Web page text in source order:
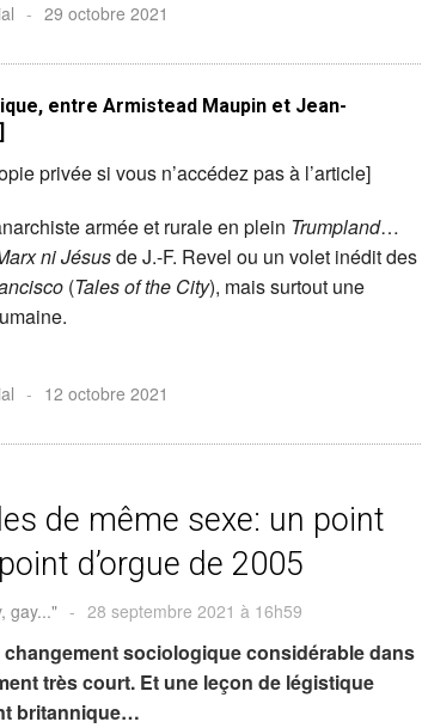
- 29 octobre 2021
entre Armistead Maupin et Jean-
privée si vous n’accédez pas à l’article]
armée et rurale en plein Trumpland…
ni Jésusde J.-F. Revel ou un volet inédit des
(Tales of the City), mais surtout une
- 12 octobre 2021
de même sexe: un point
d’orgue de 2005
gay..." - 28 septembre 2021 à 16h59
changement sociologique considérable dans
très court. Et une leçon de légistique
britannique…